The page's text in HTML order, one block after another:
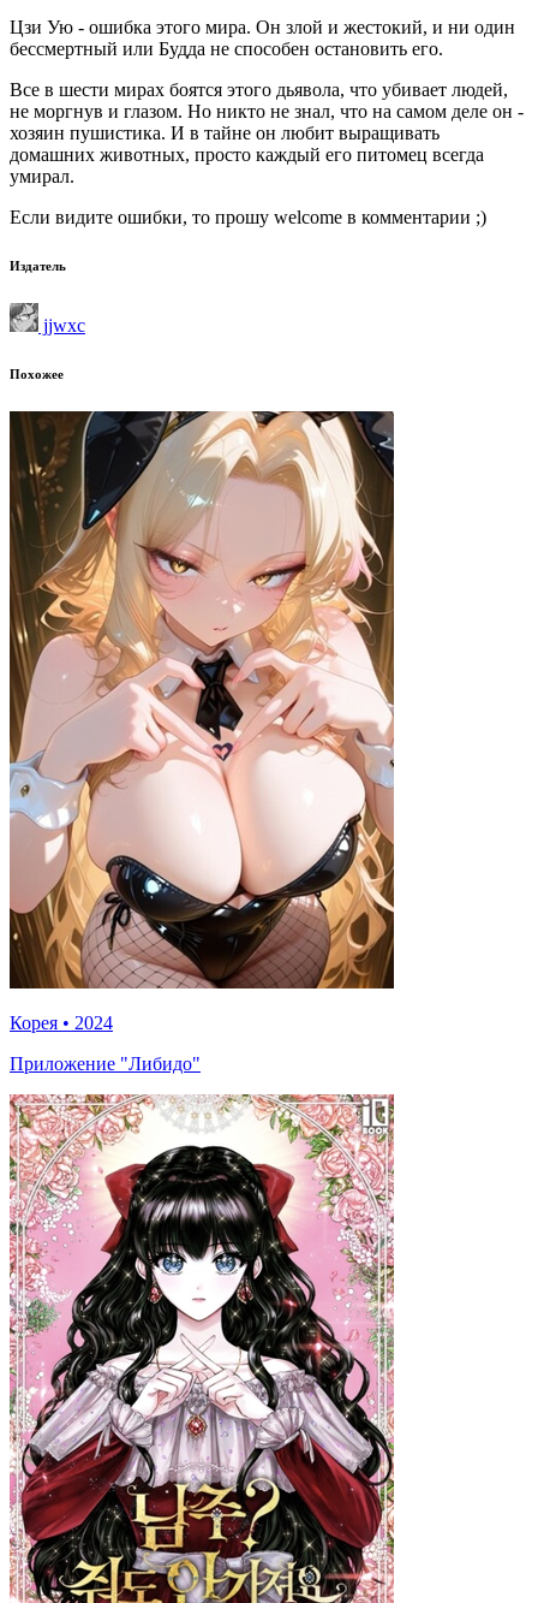
Цзи Ую - ошибка этого мира. Он злой и жестокий, и ни один
бессмертный или Будда не способен остановить его.
Все в шести мирах боятся этого дьявола, что убивает людей,
не моргнув и глазом. Но никто не знал, что на самом деле он -
хозяин пушистика. И в тайне он любит выращивать
домашних животных, просто каждый его питомец всегда
умирал.
Если видите ошибки, то прошу welcome в комментарии ;)
Издатель
jjwxc
Похожее
Корея • 2024
Приложение "Либидо"